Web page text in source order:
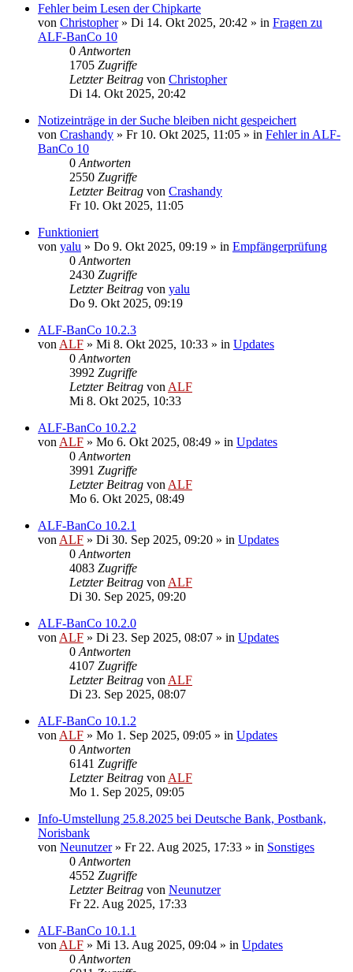
Fehler beim Lesen der Chipkarte
von Christopher» Di 14. Okt 2025, 20:42 » in Fragen zu
ALF-BanCo 10
0 Antworten
1705 Zugriffe
Letzter Beitrag von Christopher
Di 14. Okt 2025, 20:42
Notizeinträge in der Suche bleiben nicht gespeichert
von Crashandy » Fr 10. Okt 2025, 11:05 » in Fehler in ALF-
BanCo 10
0 Antworten
2550 Zugriffe
Letzter Beitrag von Crashandy
Fr 10. Okt 2025, 11:05
Funktioniert
von yalu » Do 9. Okt 2025, 09:19 » in Empfängerprüfung
0 Antworten
2430 Zugriffe
Letzter Beitrag von yalu
Do 9. Okt 2025, 09:19
ALF-BanCo 10.2.3
von ALF » Mi 8. Okt 2025, 10:33 » in Updates
0 Antworten
3992 Zugriffe
Letzter Beitrag von ALF
Mi 8. Okt 2025, 10:33
ALF-BanCo 10.2.2
von ALF » Mo 6. Okt 2025, 08:49 » in Updates
0 Antworten
3991 Zugriffe
Letzter Beitrag von ALF
Mo 6. Okt 2025, 08:49
ALF-BanCo 10.2.1
von ALF » Di 30. Sep 2025, 09:20 » in Updates
0 Antworten
4083 Zugriffe
Letzter Beitrag von ALF
Di 30. Sep 2025, 09:20
ALF-BanCo 10.2.0
von ALF » Di 23. Sep 2025, 08:07 » in Updates
0 Antworten
4107 Zugriffe
Letzter Beitrag von ALF
Di 23. Sep 2025, 08:07
ALF-BanCo 10.1.2
von ALF » Mo 1. Sep 2025, 09:05 » in Updates
0 Antworten
6141 Zugriffe
Letzter Beitrag von ALF
Mo 1. Sep 2025, 09:05
Info-Umstellung 25.8.2025 bei Deutsche Bank, Postbank,
Norisbank
von Neunutzer» Fr 22. Aug 2025, 17:33 » in Sonstiges
0 Antworten
4552 Zugriffe
Letzter Beitrag von Neunutzer
Fr 22. Aug 2025, 17:33
ALF-BanCo 10.1.1
von ALF » Mi 13. Aug 2025, 09:04 » in Updates
0 Antworten